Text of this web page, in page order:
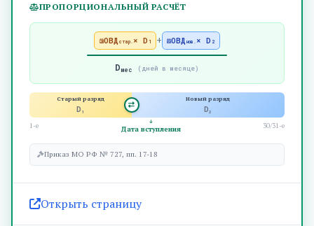
ПРОПОРЦИОНАЛЬНЫЙ РАСЧЁТ
ОВД стар. × D 1 + ОВД нов. × D 2
Dмес (дней в месяце)
Старый разряд
D 1
Новый разряд
D2
1-е Дата вступления 30/31-е
Приказ МО РФ № 727, пп. 17-18
Открыть страницу